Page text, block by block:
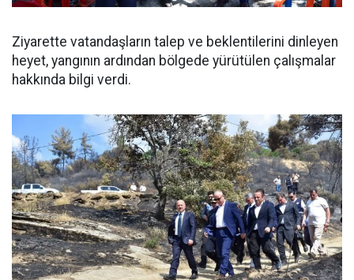
Ziyarette vatandaşların talep ve beklentilerini dinleyen
heyet, yangının ardından bölgede yürütülen çalışmalar
hakkında bilgi verdi.